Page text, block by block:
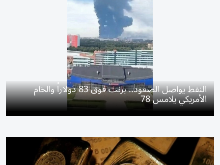
النفط يواصل الصعود.. برنت فوق 83 دولاراً والخام
الأمريكي يلامس 78